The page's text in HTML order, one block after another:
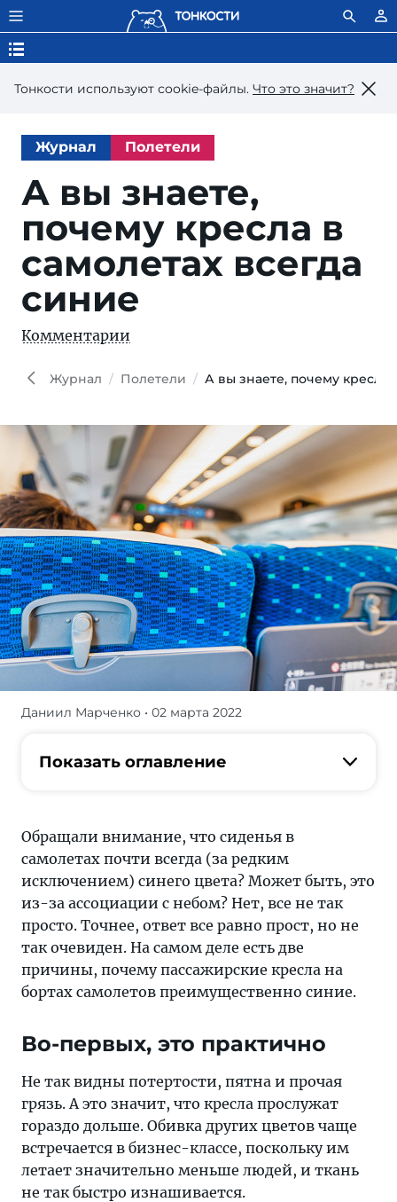
Тонкости используют сookie-файлы. Что это значит?
Журнал Полетели
А вы знаете,
почему кресла в
самолетах всегда
синие
Комментарии
Журнал Полетели А вы знаете, почему кресла
Журнал/
вы
кресла
—
о
самолетах
авиапутешествиях
«Тонкостях
туризма».
Даниил Марченко • 02 марта 2022
Показать оглавление
Обращали внимание, что сиденья в
самолетах почти всегда (за редким
исключением) синего цвета? Может быть, это
из-за ассоциации с небом? Нет, все не так
просто. Точнее, ответ все равно прост, но не
так очевиден. На самом деле есть две
причины, почему пассажирские кресла на
бортах самолетов преимущественно синие.
Во-первых, это практично
Не так видны потертости, пятна и прочая
грязь. А это значит, что кресла прослужат
гораздо дольше. Обивка других цветов чаще
встречается в бизнес-классе, поскольку им
летает значительно меньше людей, и ткань
не так быстро изнашивается.